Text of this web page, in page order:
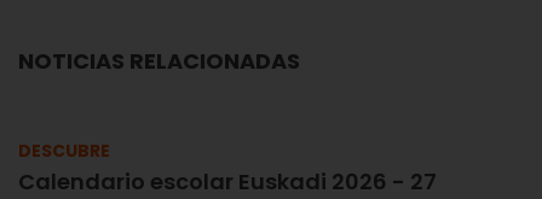
NOTICIAS RELACIONADAS
DESCUBRE
Calendario escolar Euskadi 2026 - 27